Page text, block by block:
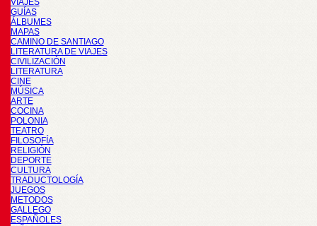
VIAJES
GUÍAS
ÁLBUMES
MAPAS
CAMINO DE SANTIAGO
LITERATURA DE VIAJES
CIVILIZACIÓN
LITERATURA
CINE
MÚSICA
ARTE
COCINA
POLONIA
TEATRO
FILOSOFÍA
RELIGIÓN
DEPORTE
CULTURA
TRADUCTOLOGÍA
JUEGOS
METODOS
GALLEGO
ESPAÑOLES